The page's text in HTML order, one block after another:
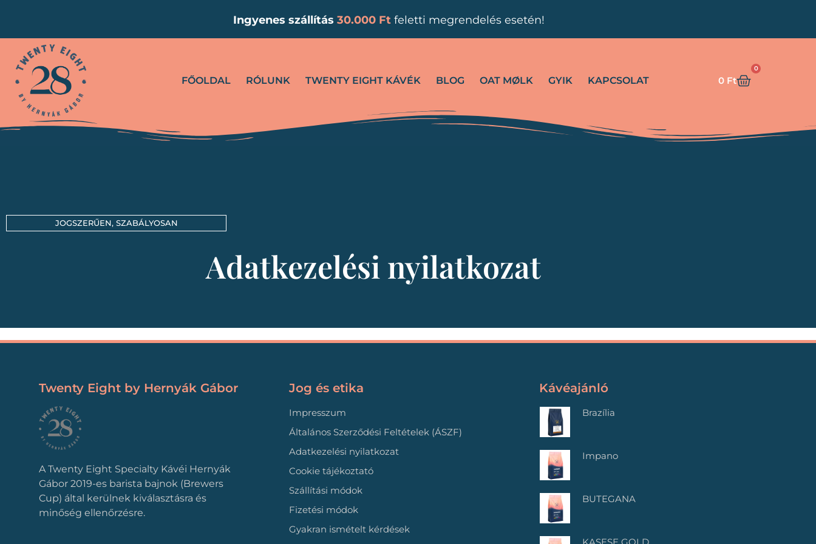
Ingyenes szállítás 30.000 Ftfeletti megrendelés esetén!
FŐOLDAL RÓLUNK TWENTY EIGHT KÁVÉK BLOG OAT MØLK GYIK KAPCSOLAT 0 Ft
0
JOGSZERŰEN, SZABÁLYOSAN
Adatkezelési nyilatkozat
Twenty Eight by Hernyák Gábor
A Twenty Eight Specialty Kávéi Hernyák
Gábor 2019-es barista bajnok (Brewers
Cup) által kerülnek kiválasztásra és
minőség ellenőrzésre.
Jog és etika
Impresszum
Általános Szerződési Feltételek (ÁSZF)
Adatkezelési nyilatkozat
Cookie tájékoztató
Szállítási módok
Fizetési módok
Gyakran ismételt kérdések
Kávéajánló
Brazília
Impano
BUTEGANA